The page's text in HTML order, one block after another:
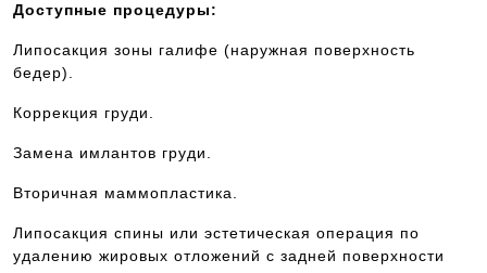
Доступные процедуры:
Липосакция зоны галифе (наружная поверхность
бедер).
Коррекция груди.
Замена имлантов груди.
Вторичная маммопластика.
Липосакция спины или эстетическая операция по
удалению жировых отложений с задней поверхности